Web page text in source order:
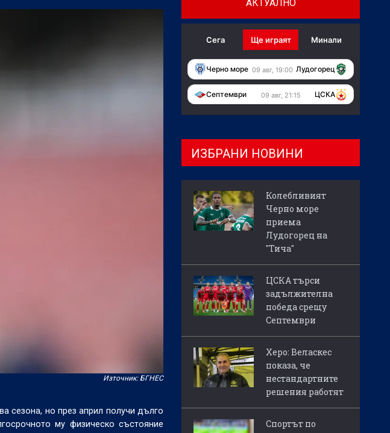
Източник: БГНЕС
сезона, но през април получи дълго
му физическо състояние
АКТУАЛНО
Сега Ще играят Минали
Черно море 09 авг, 19:00 Лудогорец
Септември 09 авг, 21:15 ЦСКА
ИЗБРАНИ НОВИНИ
Колебливият
Черно море
приема
Лудогорец на
"Тича"
ЦСКА търси
задължителна
победа срещу
Септември
Херо: Веласкес
показа, че
нестандартните
решения работят
Спортът по